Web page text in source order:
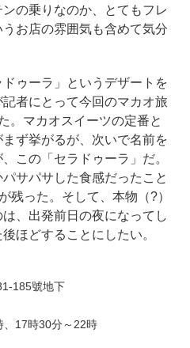
の乗りなのか、とてもフレ
お店の雰囲気も含めて気分
ゥーラ」というデザートを
者にとって今回のマカオ旅
。マカオスイーツの定番と
ず挙がるが、次いで名前を
この「セラドゥーラ」だ。
サパサした食感だったこと
残った。そして、本物（?）
、出発前日の夜になってし
ほどすることにしたい。
185號地下
17時30分～22時